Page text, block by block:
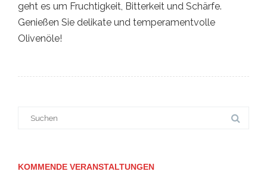
geht es um Fruchtigkeit, Bitterkeit und Schärfe.
Genießen Sie delikate und temperamentvolle
Olivenöle!
KOMMENDE VERANSTALTUNGEN